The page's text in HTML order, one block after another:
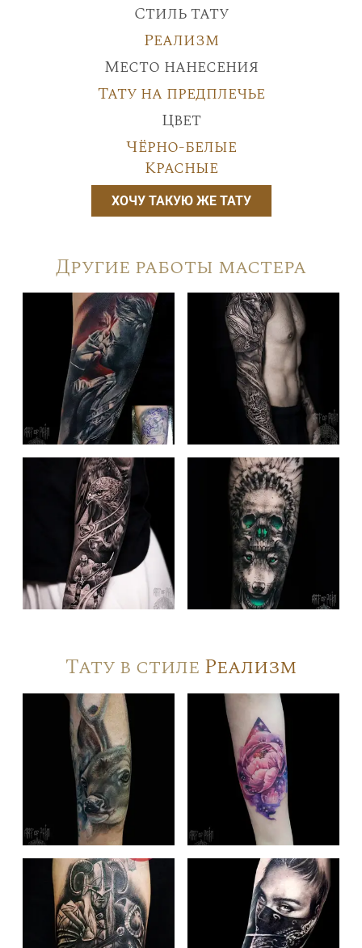
Стиль тату
Реализм
Место нанесения
Тату на предплечье
Цвет
Чёрно-белые
Красные
ХОЧУ ТАКУЮ ЖЕ ТАТУ
Другие работы мастера
Тату в стиле Реализм